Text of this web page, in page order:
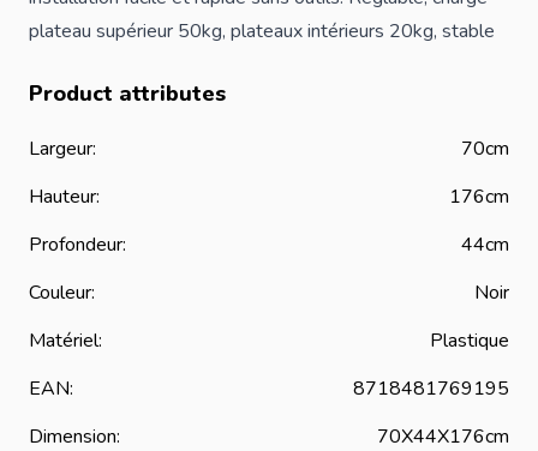
plateau supérieur 50kg, plateaux intérieurs 20kg, stable
Product attributes
Largeur:
70cm
Hauteur:
176cm
Profondeur:
44cm
Couleur:
Noir
Matériel:
Plastique
EAN:
8718481769195
Dimension:
70X44X176cm